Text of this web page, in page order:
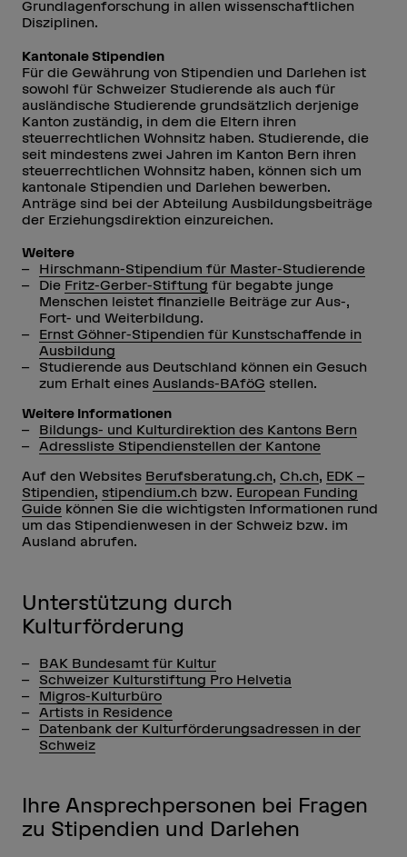
Grundlagenforschung in allen wissenschaftlichen
Disziplinen.
Kantonale Stipendien
Für die Gewährung von Stipendien und Darlehen ist
sowohl für Schweizer Studierende als auch für
ausländische Studierende grundsätzlich derjenige
Kanton zuständig, in dem die Eltern ihren
steuerrechtlichen Wohnsitz haben. Studierende, die
seit mindestens zwei Jahren im Kanton Bern ihren
steuerrechtlichen Wohnsitz haben, können sich um
kantonale Stipendien und Darlehen bewerben.
Anträge sind bei der Abteilung Ausbildungsbeiträge
der Erziehungsdirektion einzureichen.
Weitere
Hirschmann-Stipendium für Master-Studierende
Die Fritz-Gerber-Stiftung für begabte junge
Menschen leistet finanzielle Beiträge zur Aus-,
Fort- und Weiterbildung.
Ernst Göhner-Stipendien für Kunstschaffende in
Ausbildung
Studierende aus Deutschland können ein Gesuch
zum Erhalt eines Auslands-BAföG stellen.
Weitere Informationen
Bildungs- und Kulturdirektion des Kantons Bern
Adressliste Stipendienstellen der Kantone
Auf den Websites Berufsberatung.ch, Ch.ch, EDK –
Stipendien, stipendium.ch bzw. European Funding
Guidekönnen Sie die wichtigsten Informationen rund
um das Stipendienwesen in der Schweiz bzw. im
Ausland abrufen.
Unterstützung durch
Kulturförderung
BAK Bundesamt für Kultur
Schweizer Kulturstiftung Pro Helvetia
Migros-Kulturbüro
Artists in Residence
Datenbank der Kulturförderungsadressen in der
Schweiz
Ihre Ansprechpersonen bei Fragen
zu Stipendien und Darlehen